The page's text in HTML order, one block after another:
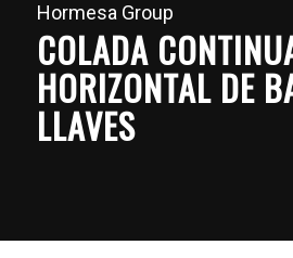
Hormesa Group
COLADA
HORIZONTAL DE
LLAVES